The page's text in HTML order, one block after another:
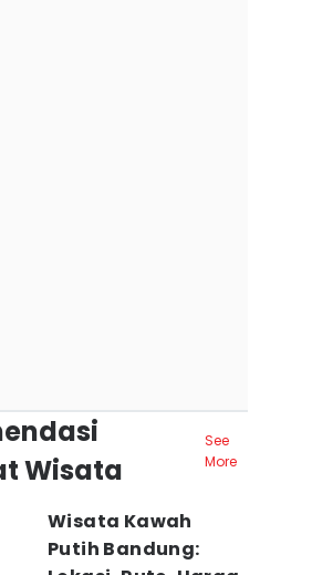
Wisata
See
More
Wisata Kawah
Putih Bandung: